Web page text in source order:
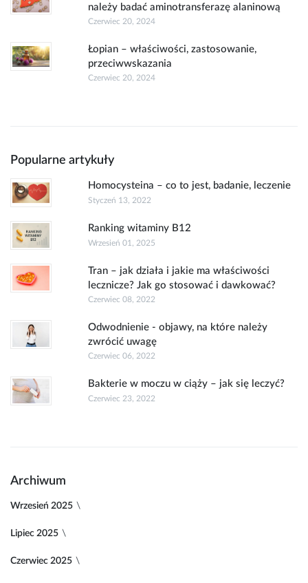
należy badać aminotransferazę alaninową
Czerwiec 20, 2024
Łopian – właściwości, zastosowanie,
przeciwwskazania
Czerwiec 20, 2024
Popularne artykuły
Homocysteina – co to jest, badanie, leczenie
Styczeń 13, 2022
Ranking witaminy B12
Wrzesień 01, 2025
Tran – jak działa i jakie ma właściwości
lecznicze? Jak go stosować i dawkować?
Czerwiec 08, 2022
Odwodnienie - objawy, na które należy
zwrócić uwagę
Czerwiec 06, 2022
Bakterie w moczu w ciąży – jak się leczyć?
Czerwiec 23, 2022
Archiwum
Wrzesień 2025
Lipiec 2025
Czerwiec 2025